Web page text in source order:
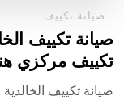
صيانة تكييف
تكييف مركزي
صيانة تكييف